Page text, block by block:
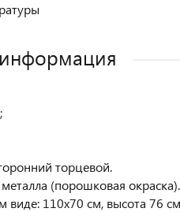
торцевой.
(порошковая окраска).
виде: 110х70 см, высота 76